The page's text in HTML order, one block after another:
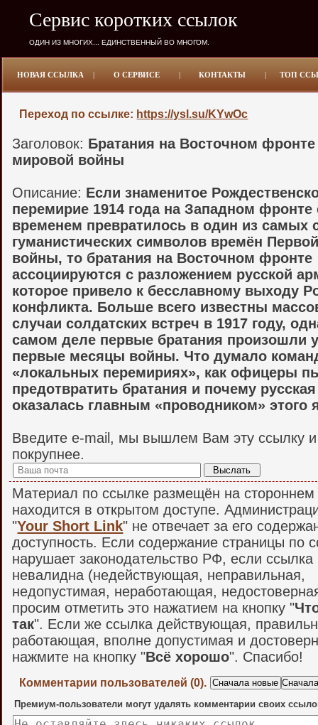
Сервис коротких ссылок
ОДИН ИЗ МНОГИХ... ЕДИНСТВЕННЫЙ ВО МНОГОМ.
НОВАЯ ССЫЛКА | О СЕРВИСЕ | КОНТАКТЫ | ТОП
Переход по ссылке: https://ysl.su/KYwOc
Заголовок: Братания на Восточном
мировой войны
Описание: Если знаменитое
перемирие 1914 года на Западном фронте
временем превратилось в один из самых
гуманистических символов времён
войны, то братания на Восточном фронте
ассоциируются с разложением русской
которое привело к бесславному выходу
конфликта. Больше всего известны
случаи солдатских встреч в 1917 году,
самом деле первые братания произошли
первые месяцы войны. Что думало
«локальных перемириях», как офицеры
предотвратить братания и почему
оказалась главным «проводником» этого
Введите e-mail, мы вышлем Вам эту ссылку
покрупнее.
Материал по ссылке размещён на стороннем
находится в открытом доступе.
"Your Short Link" не отвечает за его
доступность. Если содержание страницы по
нарушает законодательство РФ, если ссылка
невалидна (недействующая, неправильная,
недопустимая, неработающая,
просим отметить это нажатием на кнопку "
так". Если же ссылка действующая,
работающая, вполне допустимая и
нажмите на кнопку "Всё хорошо". Спасибо!
Комментарии пользователей (0).
Премиум-пользователи могут удалять комментарии своих